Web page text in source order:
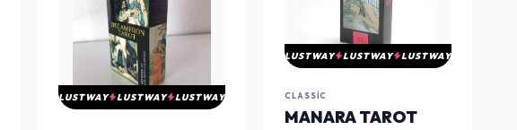
LUSTWAY LUSTWAY LUSTWAY
LUSTWAY LUSTWAY LUSTWAY
CLASSIC
MANARA TAROT